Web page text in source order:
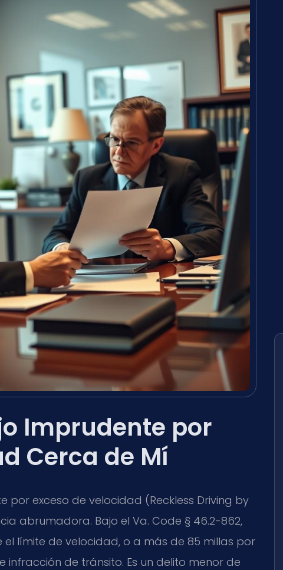
Imprudente por
Cerca de Mí
exceso de velocidad (Reckless Driving by
abrumadora. Bajo el Va. Code § 46.2-862,
límite de velocidad, o a más de 85 millas por
infracción de tránsito. Es un delito menor de